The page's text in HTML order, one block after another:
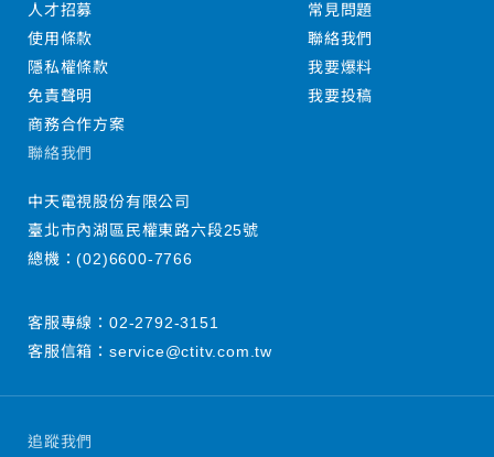
追蹤我們
人才招募
使用條款
隱私權條款
免責聲明
商務合作方案
常見問題
聯絡我們
我要爆料
我要投稿
聯絡我們
中天電視股份有限公司
臺北市內湖區民權東路六段25號
總機：(02)6600-7766
客服專線： 02-2792-3151
客服信箱： service@ctitv.com.tw